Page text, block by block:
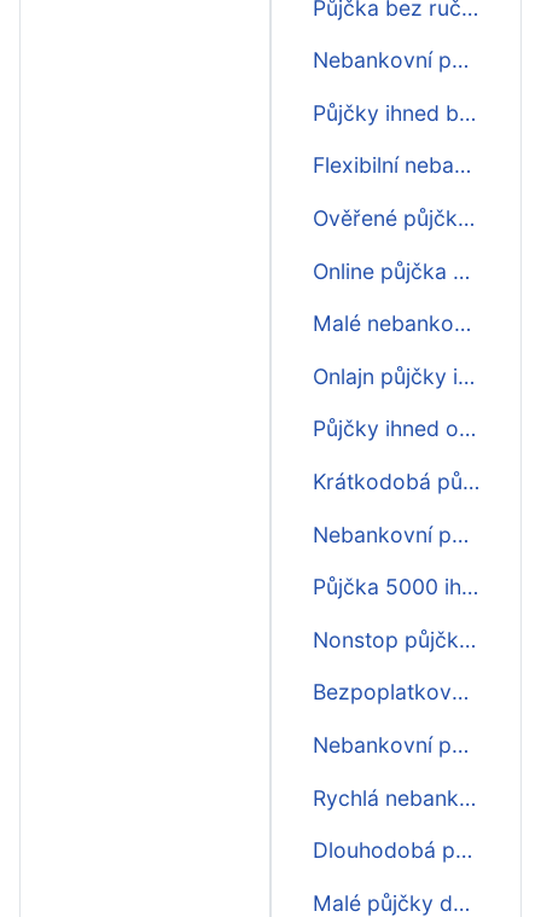
Půjčka bez ručitele ihned na účet
Nebankovní půjčky ihned první zdarma
Půjčky ihned bez poplatku
Flexibilní nebankovní půjčky ihned na účet
Ověřené půjčky ihned
Online půjčka schválení ihned
Malé nebankovní půjčky ihned
Onlajn půjčky ihned
Půjčky ihned o víkendu
Krátkodobá půjčka schválení ihned
Nebankovní půjčka 2000 ihned na účet
Půjčka 5000 ihned
Nonstop půjčky ihned zdarma
Bezpoplatková půjčka ihned
Nebankovní půjčka na splátky ihned
Rychlá nebankovní půjčka ihned na účet
Dlouhodobá půjčka ihned na účet
Malé půjčky do výplaty ihned na účet bez papírování